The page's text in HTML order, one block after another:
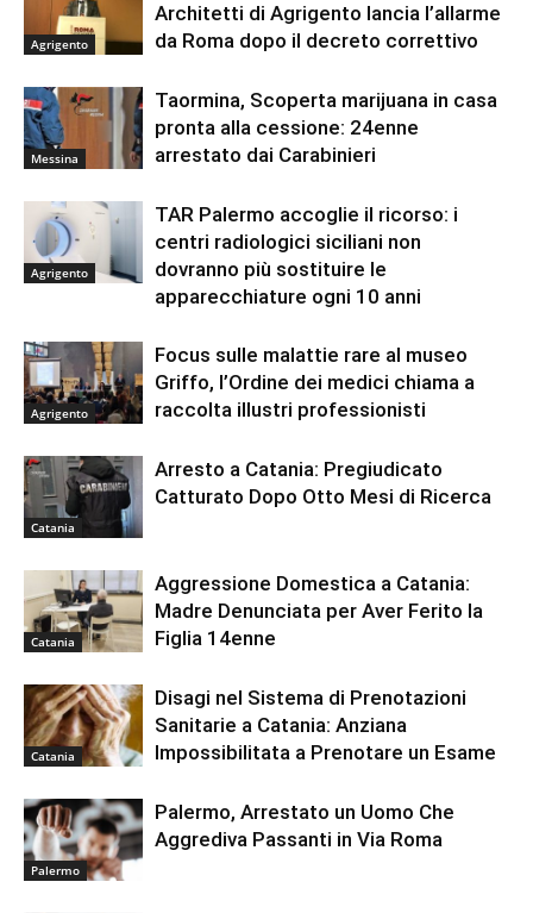
Agrigento
Architetti di Agrigento lancia l’allarme
da Roma dopo il decreto correttivo
Messina
Taormina, Scoperta marijuana in casa
pronta alla cessione: 24enne
arrestato dai Carabinieri
Agrigento
TAR Palermo accoglie il ricorso: i
centri radiologici siciliani non
dovranno più sostituire le
apparecchiature ogni 10 anni
Agrigento
Focus sulle malattie rare al museo
Griffo, l’Ordine dei medici chiama a
raccolta illustri professionisti
Catania
Arresto a Catania: Pregiudicato
Catturato Dopo Otto Mesi di Ricerca
Catania
Aggressione Domestica a Catania:
Madre Denunciata per Aver Ferito la
Figlia 14enne
Catania
Disagi nel Sistema di Prenotazioni
Sanitarie a Catania: Anziana
Impossibilitata a Prenotare un Esame
Palermo
Palermo, Arrestato un Uomo Che
Aggrediva Passanti in Via Roma